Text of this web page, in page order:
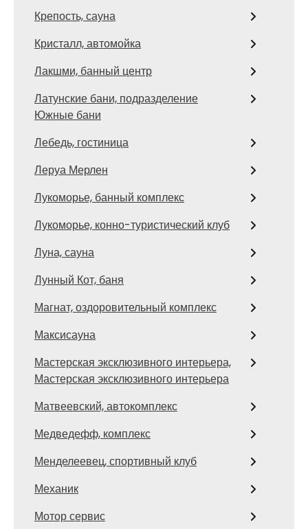
Крепость, сауна
Кристалл, автомойка
Лакшми, банный центр
Латунские бани, подразделение
Южные бани
Лебедь, гостиница
Леруа Мерлен
Лукоморье, банный комплекс
Лукоморье, конно-туристический клуб
Луна, сауна
Лунный Кот, баня
Магнат, оздоровительный комплекс
Максисауна
Мастерская эксклюзивного интерьера,
Мастерская эксклюзивного интерьера
Матвеевский, автокомплекс
Медведефф, комплекс
Менделеевец, спортивный клуб
Механик
Мотор сервис